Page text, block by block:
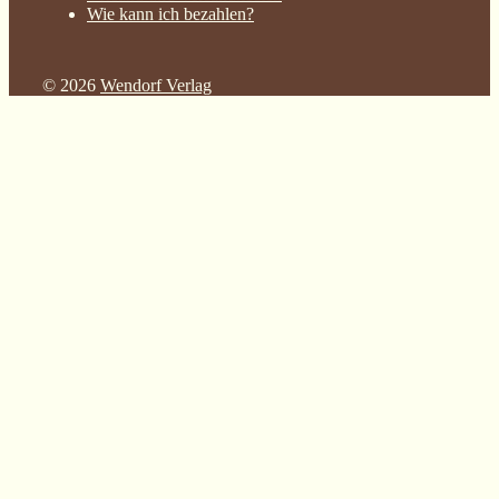
Wie kann ich bezahlen?
© 2026 Wendorf Verlag